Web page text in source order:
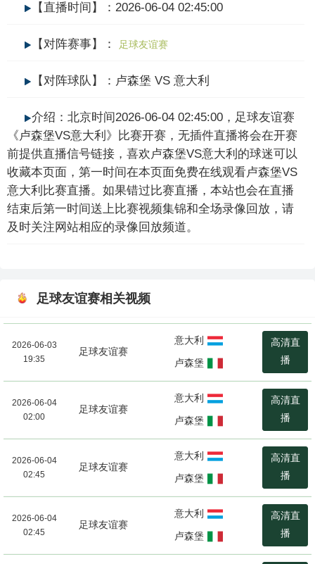
【直播时间】：2026-06-04 02:45:00
【对阵赛事】： 足球友谊赛
【对阵球队】：卢森堡 VS 意大利
介绍：北京时间2026-06-04 02:45:00，足球友谊赛
《卢森堡VS意大利》比赛开赛，无插件直播将会在开赛
前提供直播信号链接，喜欢卢森堡VS意大利的球迷可以
收藏本页面，第一时间在本页面免费在线观看卢森堡VS
意大利比赛直播。如果错过比赛直播，本站也会在直播
结束后第一时间送上比赛视频集锦和全场录像回放，请
及时关注网站相应的录像回放频道。
足球友谊赛相关视频
2026-06-03
19:35
足球友谊赛
意大利
卢森堡
高清直
播
2026-06-04
02:00
足球友谊赛
意大利
卢森堡
高清直
播
2026-06-04
02:45
足球友谊赛
意大利
卢森堡
高清直
播
2026-06-04
02:45
足球友谊赛
意大利
卢森堡
高清直
播